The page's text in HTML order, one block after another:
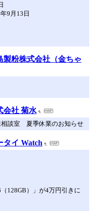
9月13日
製粉株式会社（金ちゃ
会社 菊水
相談室 夏季休業のお知らせ
タイ Watch
128GB）」が4万円引きに